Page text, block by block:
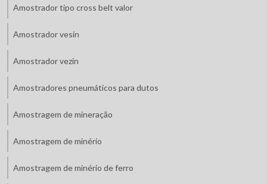
Amostrador tipo cross belt valor
Amostrador vesin
Amostrador vezin
Amostradores pneumáticos para dutos
Amostragem de mineração
Amostragem de minério
Amostragem de minério de ferro